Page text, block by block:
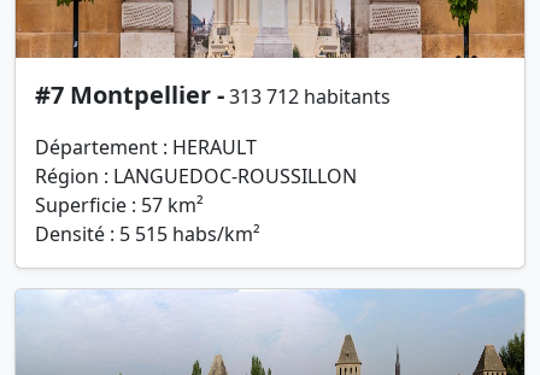
#7 Montpellier -313 712 habitants
Département : HERAULT
Région : LANGUEDOC-ROUSSILLON
Superficie : 57 km²
Densité : 5 515 habs/km²